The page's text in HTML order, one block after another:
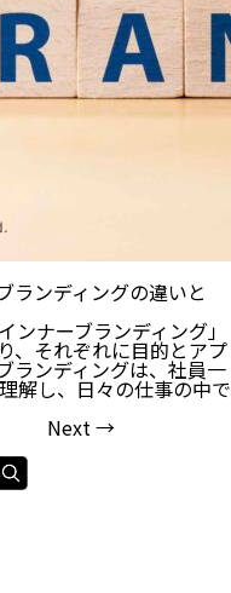
ランディングの違いと
ナーブランディング」
、それぞれに目的とアプ
ランディングは、社員一
解し、日々の仕事の中で
Next →